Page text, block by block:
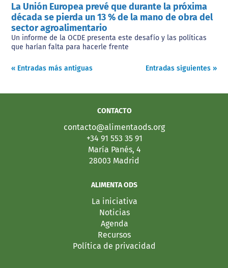
La Unión Europea prevé que durante la próxima
década se pierda un 13 % de la mano de obra del
sector agroalimentario
Un informe de la OCDE presenta este desafío y las políticas
que harían falta para hacerle frente
« Entradas más antiguas Entradas siguientes »
CONTACTO
contacto@alimentaods.org
+34 91 553 35 91
María Panés, 4
28003 Madrid
ALIMENTA ODS
La iniciativa
Noticias
Agenda
Recursos
Política de privacidad